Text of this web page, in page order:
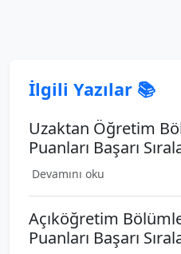
İlgili Yazılar 📚
Uzaktan Öğretim
Puanları Başarı
Devamını oku
Açıköğretim
Puanları Başarı